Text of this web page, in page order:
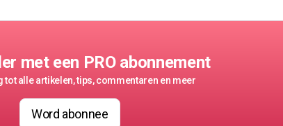
met een PRO abonnement
tot alle artikelen, tips, commentaren en meer
Word abonnee